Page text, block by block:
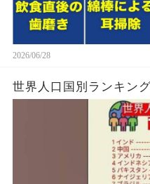
2026/06/28
世界人口国別ランキン